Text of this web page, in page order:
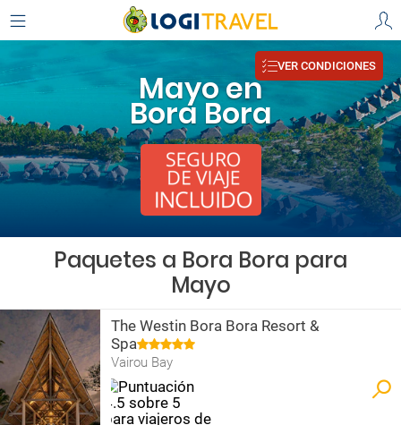
Mayo en
Bora Bora
VER CONDICIONES
Paquetes a Bora Bora para
Mayo
The Westin Bora Bora Resort &
Spa
Vairou Bay